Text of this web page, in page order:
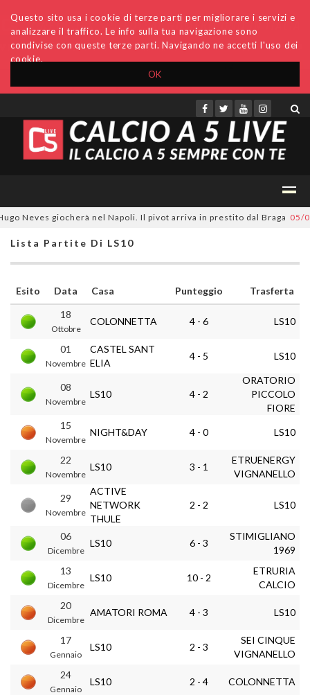
OK
Questo sito usa i cookie di terze parti per migliorare i servizi e
analizzare il traffico. Le info sulla tua navigazione sono
condivise con queste terze parti. Navigando ne accetti l'uso dei
cookie.
Accedi Archivio Invio comunicati Redazione
Neves giocherà nel Napoli. Il pivot arriva in prestito dal Braga 05/08/
Lista Partite Di LS10
Esito Data Casa Punteggio
Trasferta
18
Ottobre
COLONNETTA 4 - 6 LS10
01
Novembre
CASTEL SANT
ELIA
4 - 5 LS10
08
Novembre
LS10 4 - 2
ORATORIO
PICCOLO
FIORE
15
Novembre
NIGHT&DAY 4 - 0 LS10
22
Novembre
LS10 3 - 1
ETRUENERGY
VIGNANELLO
29
Novembre
ACTIVE
NETWORK
THULE
2 - 2 LS10
06
Dicembre
LS10 6 - 3
STIMIGLIANO
1969
13
Dicembre
LS10 10 - 2
ETRURIA
CALCIO
20
Dicembre
AMATORI ROMA 4 - 3 LS10
17
Gennaio
LS10 2 - 3
SEI CINQUE
VIGNANELLO
24
Gennaio
LS10 2 - 4 COLONNETTA